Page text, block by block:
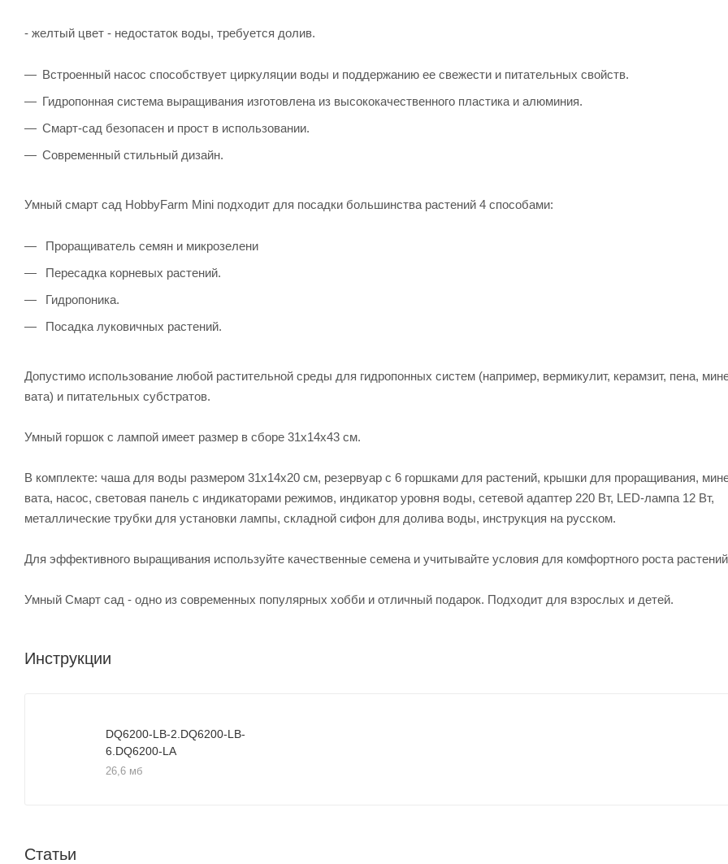
- желтый цвет - недостаток воды, требуется долив.
Встроенный насос способствует циркуляции воды и поддержанию ее свежести и питательных свойств.
Гидропонная система выращивания изготовлена из высококачественного пластика и алюминия.
Смарт-сад безопасен и прост в использовании.
Современный стильный дизайн.
Умный смарт сад HobbyFarm Mini подходит для посадки большинства растений 4 способами:
Проращиватель семян и микрозелени
Пересадка корневых растений.
Гидропоника.
Посадка луковичных растений.
Допустимо использование любой растительной среды для гидропонных систем (например, вермикулит, керамзит, пена,
вата) и питательных субстратов.
Умный горшок с лампой имеет размер в сборе 31х14х43 см.
В комплекте: чаша для воды размером 31х14х20 см, резервуар с 6 горшками для растений, крышки для проращивания,
вата, насос, световая панель с индикаторами режимов, индикатор уровня воды, сетевой адаптер 220 Вт, LED-лампа 12 Вт,
металлические трубки для установки лампы, складной сифон для долива воды, инструкция на русском.
Для эффективного выращивания используйте качественные семена и учитывайте условия для комфортного роста
Умный Смарт сад - одно из современных популярных хобби и отличный подарок. Подходит для взрослых и детей.
Инструкции
DQ6200-LB-2.DQ6200-LB-
6.DQ6200-LA
26,6 мб
Статьи